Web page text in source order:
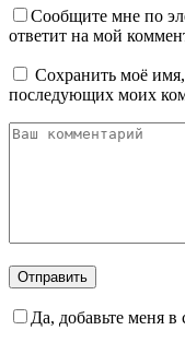
Сообщите мне по
ответит на мой
Сохранить моё имя,
последующих моих
Да, добавьте меня